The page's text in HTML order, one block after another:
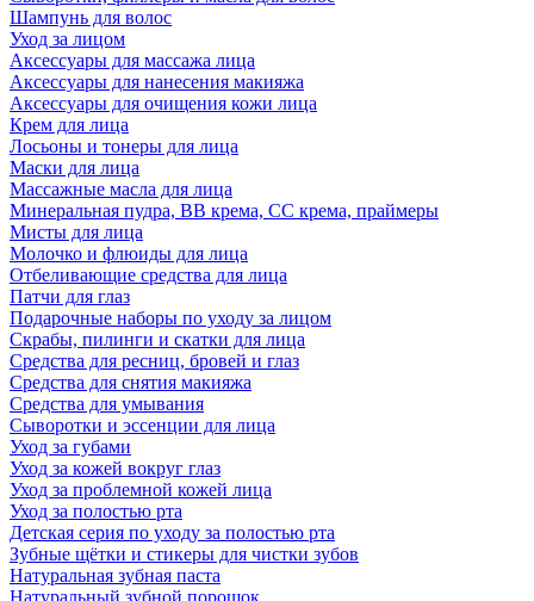
Шампунь для волос
Уход за лицом
Аксессуары для массажа лица
Аксессуары для нанесения макияжа
Аксессуары для очищения кожи лица
Крем для лица
Лосьоны и тонеры для лица
Маски для лица
Массажные масла для лица
Минеральная пудра, BB крема, СС крема, праймеры
Мисты для лица
Молочко и флюиды для лица
Отбеливающие средства для лица
Патчи для глаз
Подарочные наборы по уходу за лицом
Скрабы, пилинги и скатки для лица
Средства для ресниц, бровей и глаз
Средства для снятия макияжа
Средства для умывания
Сыворотки и эссенции для лица
Уход за губами
Уход за кожей вокруг глаз
Уход за проблемной кожей лица
Уход за полостью рта
Детская серия по уходу за полостью рта
Зубные щётки и стикеры для чистки зубов
Натуральная зубная паста
Натуральный зубной порошок